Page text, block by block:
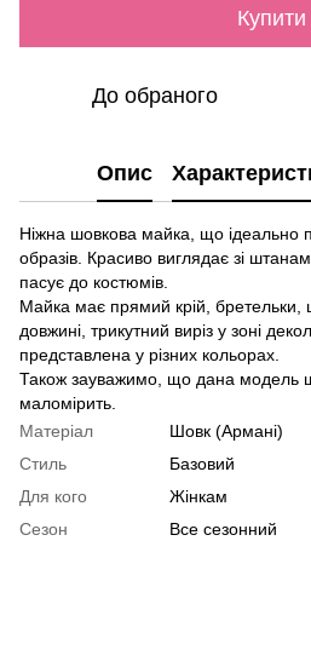
Купити
До обраного
Опис
Ніжна шовкова майка, що ідеально
образів. Красиво виглядає зі
пасує до костюмів.
Майка має прямий крій,
довжині, трикутний виріз у зоні
представлена у різних кольорах.
Також зауважимо, що дана модель
маломірить.
Матеріал
Шовк (Армані)
Стиль
Базовий
Для кого
Жінкам
Сезон
Все сезонний